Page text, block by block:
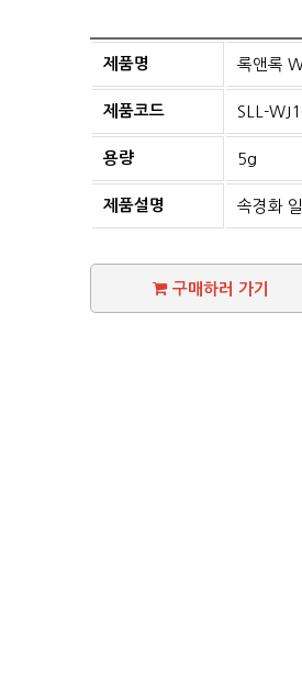
제품명 록앤록
제품코드 SLL-
용량 5g
제품설명 속경화
구매하러 가기